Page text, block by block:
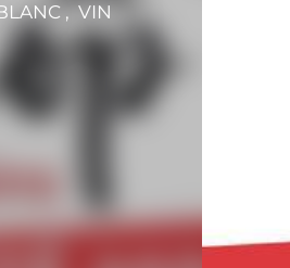
, VIN